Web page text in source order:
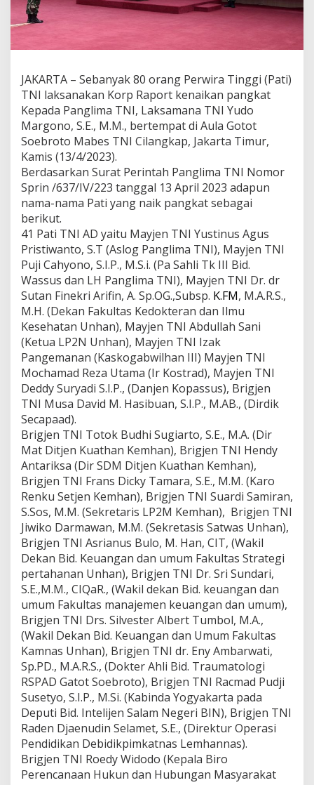
JAKARTA – Sebanyak 80 orang Perwira Tinggi (Pati)
TNI laksanakan Korp Raport kenaikan pangkat
Kepada Panglima TNI, Laksamana TNI Yudo
Margono, S.E., M.M., bertempat di Aula Gotot
Soebroto Mabes TNI Cilangkap, Jakarta Timur,
Kamis (13/4/2023).
Berdasarkan Surat Perintah Panglima TNI Nomor
Sprin /637/IV/223 tanggal 13 April 2023 adapun
nama-nama Pati yang naik pangkat sebagai
berikut.
41 Pati TNI AD yaitu Mayjen TNI Yustinus Agus
Pristiwanto, S.T (Aslog Panglima TNI), Mayjen TNI
Puji Cahyono, S.I.P., M.S.i. (Pa Sahli Tk III Bid.
Wassus dan LH Panglima TNI), Mayjen TNI Dr. dr
Sutan Finekri Arifin, A. Sp.OG.,Subsp. K.FM, M.A.R.S.,
M.H. (Dekan Fakultas Kedokteran dan Ilmu
Kesehatan Unhan), Mayjen TNI Abdullah Sani
(Ketua LP2N Unhan), Mayjen TNI Izak
Pangemanan (Kaskogabwilhan III) Mayjen TNI
Mochamad Reza Utama (Ir Kostrad), Mayjen TNI
Deddy Suryadi S.I.P., (Danjen Kopassus), Brigjen
TNI Musa David M. Hasibuan, S.I.P., M.AB., (Dirdik
Secapaad).
Brigjen TNI Totok Budhi Sugiarto, S.E., M.A. (Dir
Mat Ditjen Kuathan Kemhan), Brigjen TNI Hendy
Antariksa (Dir SDM Ditjen Kuathan Kemhan),
Brigjen TNI Frans Dicky Tamara, S.E., M.M. (Karo
Renku Setjen Kemhan), Brigjen TNI Suardi Samiran,
S.Sos, M.M. (Sekretaris LP2M Kemhan), Brigjen TNI
Jiwiko Darmawan, M.M. (Sekretasis Satwas Unhan),
Brigjen TNI Asrianus Bulo, M. Han, CIT, (Wakil
Dekan Bid. Keuangan dan umum Fakultas Strategi
pertahanan Unhan), Brigjen TNI Dr. Sri Sundari,
S.E.,M.M., CIQaR., (Wakil dekan Bid. keuangan dan
umum Fakultas manajemen keuangan dan umum),
Brigjen TNI Drs. Silvester Albert Tumbol, M.A.,
(Wakil Dekan Bid. Keuangan dan Umum Fakultas
Kamnas Unhan), Brigjen TNI dr. Eny Ambarwati,
Sp.PD., M.A.R.S., (Dokter Ahli Bid. Traumatologi
RSPAD Gatot Soebroto), Brigjen TNI Racmad Pudji
Susetyo, S.I.P., M.Si. (Kabinda Yogyakarta pada
Deputi Bid. Intelijen Salam Negeri BIN), Brigjen TNI
Raden Djaenudin Selamet, S.E., (Direktur Operasi
Pendidikan Debidikpimkatnas Lemhannas).
Brigjen TNI Roedy Widodo (Kepala Biro
Perencanaan Hukun dan Hubungan Masyarakat